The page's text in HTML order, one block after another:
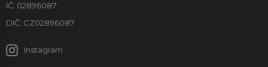
IČ: 02896087
DIČ: CZ02896087
Instagram